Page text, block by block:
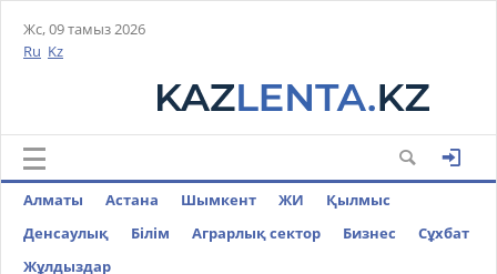
Жс, 09 тамыз 2026
Ru Kz
Алматы Астана Шымкент ЖИ
Қылмыс
Денсаулық
Білім Аграрлық сектор Бизнес
Cұхбат
Жұлдыздар